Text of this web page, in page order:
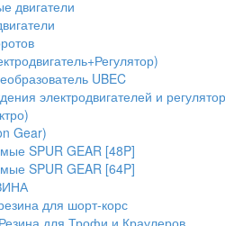
двигатели
UBEC
электродвигателей и
Gear)
SPUR GEAR [48P]
SPUR GEAR [64P]
для шорт-корс
для Трофи и Краулеров